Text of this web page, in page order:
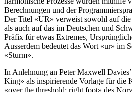
Berechnungen und der
Der Titel «UR» verweist sowohl auf
als auch auf das im Deutschen und
Präfix für etwas Extremes,
Ausserdem bedeutet das Wort «ur» im
«Sturm».
In Anlehnung an Peter Maxwell
King» als inspirierende Vorlage für die
«over the threshold; right foot» des